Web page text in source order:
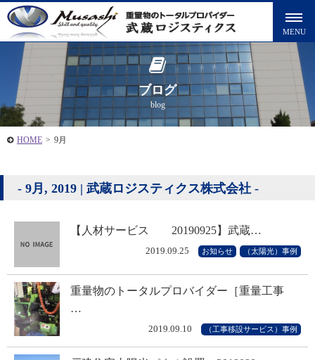
ブログ
blog
HOME > 9月
9月, 2019 | 武蔵ロジスティクス株式会社
【人材サービス 20190925】武蔵…
2019.09.25 お知らせ （太陽光）事例
重量物のトータルプロバイダー［重量工事
…
2019.09.10 （工事移設サービス）事例